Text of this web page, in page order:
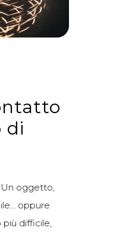
di
oggetto,
oppure
più difficile,